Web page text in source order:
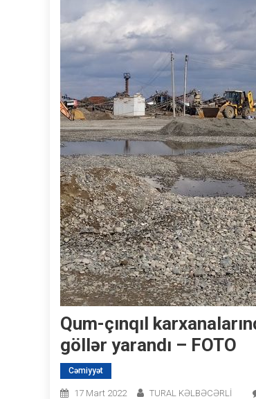
Qum-çınqıl
göllər yarandı – FOTO
Cəmiyyət
17 Mart 2022 TURAL KƏLBƏCƏRLİ